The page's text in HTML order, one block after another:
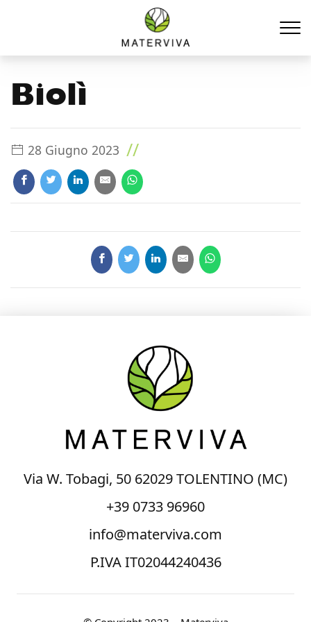
Biolì
28 Giugno 2023 //
Via W. Tobagi, 50 62029 TOLENTINO (MC)
+39 0733 96960
info@materviva.com
P.IVA IT02044240436